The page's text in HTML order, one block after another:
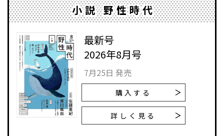
小説 野性時代
最新号
2026年8月号
7月25日 発売
購入する
詳しく見る